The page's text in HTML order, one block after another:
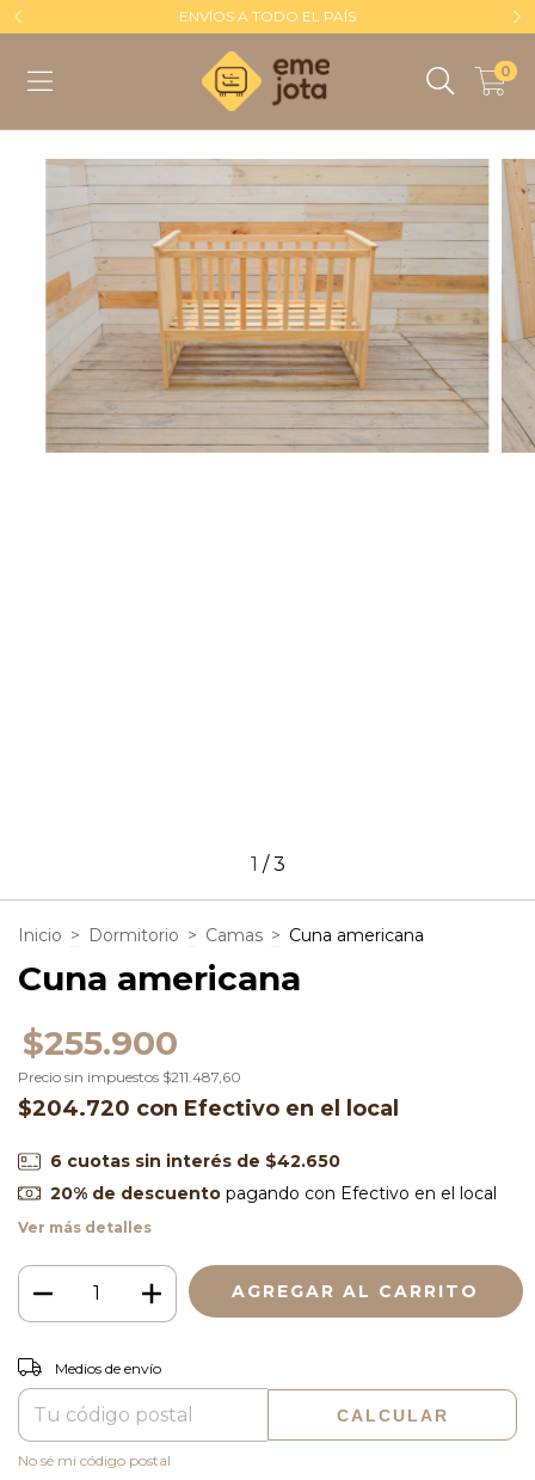
ENVÍOS A TODO EL PAÍS
0
1 /3
Inicio > Dormitorio > Camas > Cuna americana
Cuna americana
$255.900
Precio sin impuestos $211.487,60
$204.720 con Efectivo en el local
6 cuotas sin interés de $42.650
20% de descuentopagando con Efectivo en el local
Ver más detalles
Entregas para el CP:
Medios de envío
CALCULAR
No sé mi código postal